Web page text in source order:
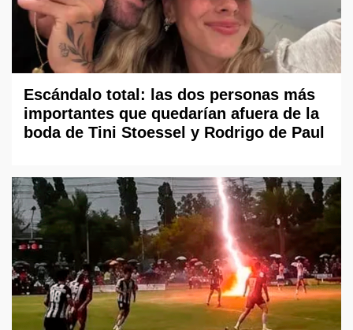
Escándalo total: las dos personas más
importantes que quedarían afuera de la
boda de Tini Stoessel y Rodrigo de Paul